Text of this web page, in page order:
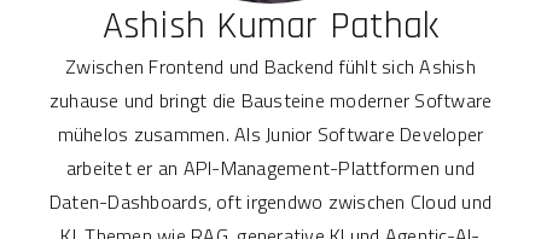
Ashish Kumar Pathak
Zwischen Frontend und Backend fühlt sich Ashish
zuhause und bringt die Bausteine moderner Software
mühelos zusammen. Als Junior Software Developer
arbeitet er an API-Management-Plattformen und
Daten-Dashboards, oft irgendwo zwischen Cloud und